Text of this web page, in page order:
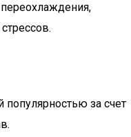
переохлаждения,
популярностью за счет